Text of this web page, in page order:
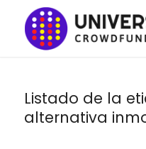
Listado de la
alternativa